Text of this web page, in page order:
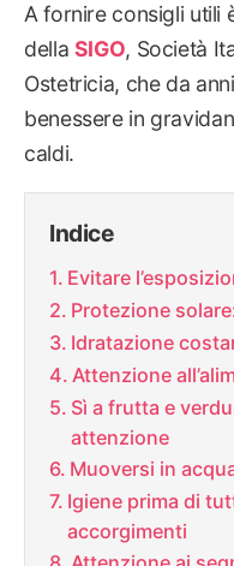
A fornire consigli utili
della SIGO, Società
Ostetricia, che da
benessere in
caldi.
Indice
Evitare
Protezione
Idratazione
Attenzione
Sì a frutta e
attenzione
Muoversi in
Igiene prima di
accorgimenti